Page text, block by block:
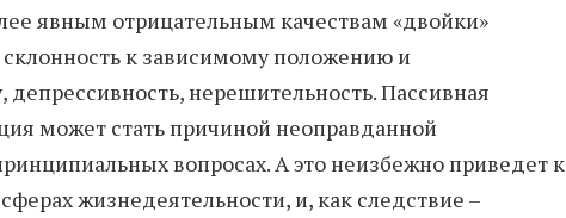
явным отрицательным качествам «двойки»
склонность к зависимому положению и
депрессивность, нерешительность. Пассивная
может стать причиной неоправданной
вопросах. А это неизбежно приведет к
жизнедеятельности, и, как следствие –